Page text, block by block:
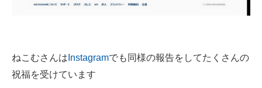
ねこむさんは Instagramでも同様の報告をしてたくさんの
祝福を受けています